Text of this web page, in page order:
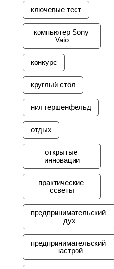
ключевые тест
компьютер Sony
Vaio
конкурс
круглый стол
нил гершенфельд
отдых
открытые
инновации
практические
советы
предпринимательский
дух
предпринимательский
настрой